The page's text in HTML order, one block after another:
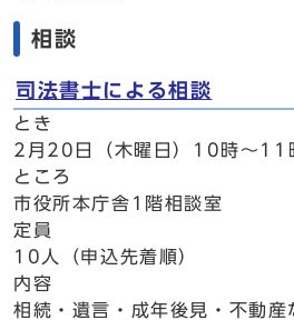
相談
司法書士による相談
とき
2月20日（木曜日）10時～11
ところ
市役所本庁舎1階相談室
定員
10人（申込先着順）
内容
相続・遺言・成年後見・不動産